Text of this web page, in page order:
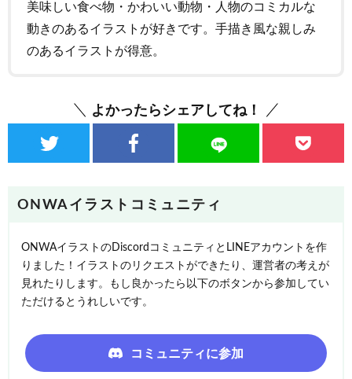
美味しい食べ物・かわいい動物・人物のコミカルな
動きのあるイラストが好きです。手描き風な親しみ
のあるイラストが得意。
よかったらシェアしてね！
ONWAイラストコミュニティ
ONWAイラストのDiscordコミュニティとLINEアカウントを作
りました！イラストのリクエストができたり、運営者の考えが
見れたりします。もし良かったら以下のボタンから参加してい
ただけるとうれしいです。
コミュニティに参加